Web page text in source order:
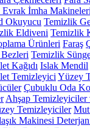
Evrak İmha Makineleri
Okuyucu Temizlik
Eldiveni Temizlik
Ürünleri Faraş
Temizlik
Kağıdı Islak Mendil
Temizleyici Yüzey
Çubuklu Oda
Ahşap Temizleyiciler
Temizleyiciler
Makinesi